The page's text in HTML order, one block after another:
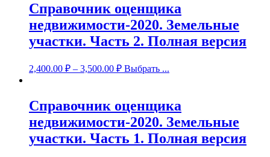
Справочник оценщика
недвижимости-2020. Земельные
участки. Часть 2. Полная версия
2,400.00 ₽ – 3,500.00 ₽ Выбрать ...
Справочник оценщика
недвижимости-2020. Земельные
участки. Часть 1. Полная версия